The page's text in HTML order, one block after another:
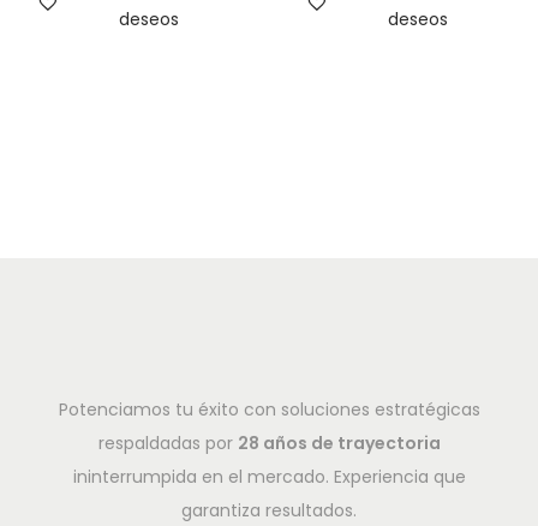
deseos
deseos
Potenciamos tu éxito con soluciones estratégicas
respaldadas por 28 años de trayectoria
ininterrumpida en el mercado. Experiencia que
garantiza resultados.